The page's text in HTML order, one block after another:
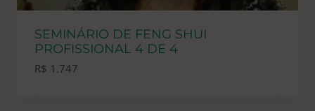
SEMINÁRIO DE FENG SHUI
PROFISSIONAL 4 DE 4
R$ 1.747